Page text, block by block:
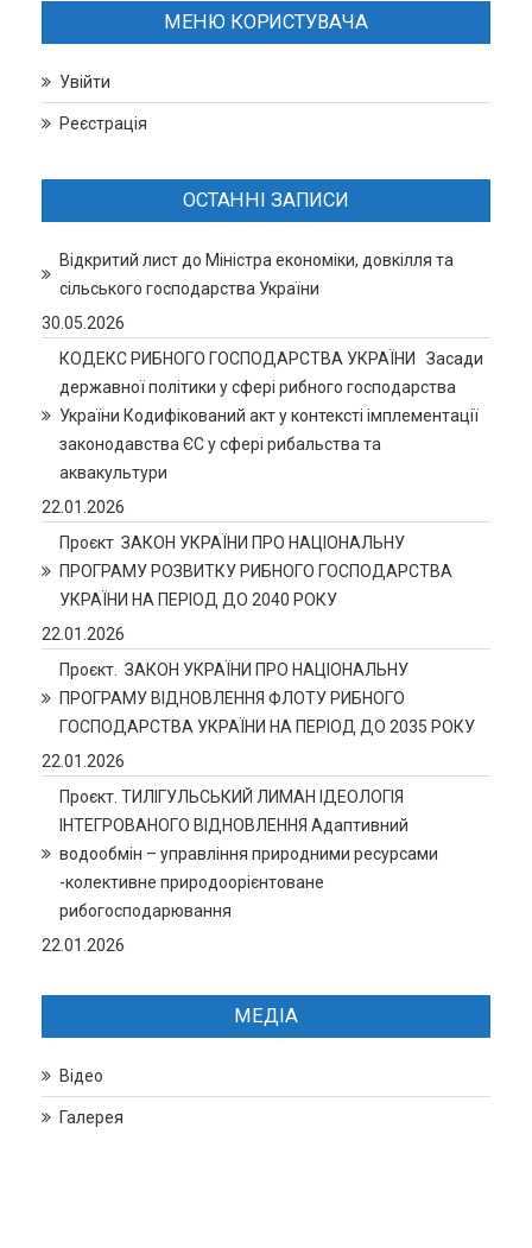
МЕНЮ КОРИСТУВАЧА
Увійти
Реєстрація
ОСТАННІ ЗАПИСИ
Відкритий лист до Міністра економіки, довкілля та
сільського господарства України
30.05.2026
КОДЕКС РИБНОГО ГОСПОДАРСТВА УКРАЇНИ Засади
державної політики у сфері рибного господарства
України Кодифікований акт у контексті імплементації
законодавства ЄС у сфері рибальства та
аквакультури
22.01.2026
Проєкт ЗАКОН УКРАЇНИ ПРО НАЦІОНАЛЬНУ
ПРОГРАМУ РОЗВИТКУ РИБНОГО ГОСПОДАРСТВА
УКРАЇНИ НА ПЕРІОД ДО 2040 РОКУ
22.01.2026
Проєкт. ЗАКОН УКРАЇНИ ПРО НАЦІОНАЛЬНУ
ПРОГРАМУ ВІДНОВЛЕННЯ ФЛОТУ РИБНОГО
ГОСПОДАРСТВА УКРАЇНИ НА ПЕРІОД ДО 2035 РОКУ
22.01.2026
Проєкт. ТИЛІГУЛЬСЬКИЙ ЛИМАН ІДЕОЛОГІЯ
ІНТЕГРОВАНОГО ВІДНОВЛЕННЯ Адаптивний
водообмін – управління природними ресурсами
-колективне природоорієнтоване
рибогосподарювання
22.01.2026
МЕДІА
Відео
Галерея